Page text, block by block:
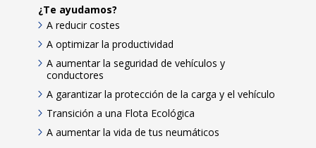
¿Te ayudamos?
A reducir costes
A optimizar la productividad
A aumentar la seguridad de vehículos y
conductores
A garantizar la protección de la carga y el vehículo
Transición a una Flota Ecológica
A aumentar la vida de tus neumáticos